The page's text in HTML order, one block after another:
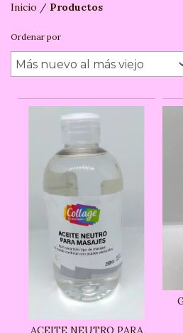
Inicio / Productos
Ordenar por
ACEITE NEUTRO PARA